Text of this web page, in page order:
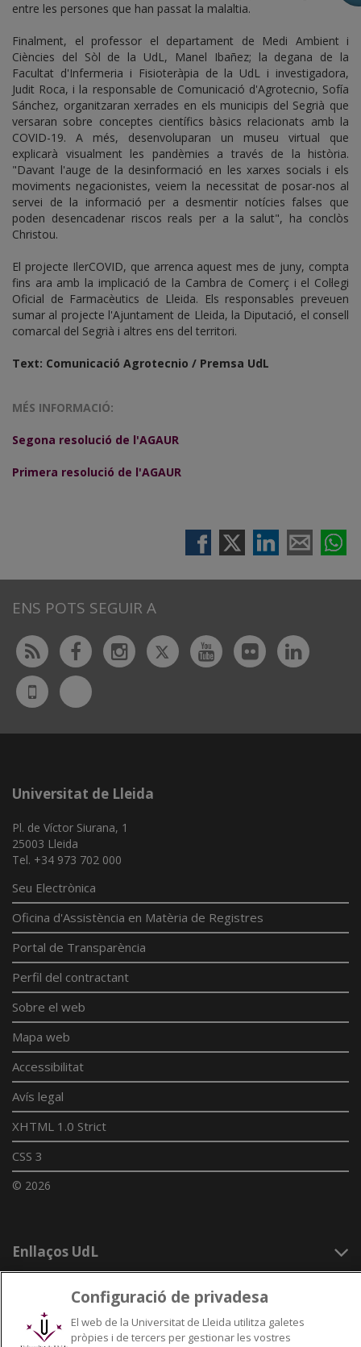
entre les persones que han passat la malaltia.
Finalment, el professor el departament de Medi Ambient i
Ciències del Sòl de la UdL, Manel Ibañez; la degana de la
Facultat d'Infermeria i Fisioteràpia de la UdL i investigadora,
Judit Roca, i la responsable de Comunicació d'Agrotecnio, Sofía
Sánchez, organitzaran xerrades en els municipis del Segrià que
versaran sobre conceptes científics bàsics relacionats amb la
COVID-19. A més, desenvoluparan un museu virtual que
explicarà visualment les pandèmies a través de la història.
"Davant l'auge de la desinformació en les xarxes socials i els
moviments negacionistes, veiem la necessitat de posar-nos al
servei de la informació per a desmentir notícies falses que
poden desencadenar riscos reals per a la salut", ha conclòs
Christou.
El projecte IlerCOVID, que arrenca aquest mes de juny, compta
fins ara amb la implicació de la Cambra de Comerç i el Col·legi
Oficial de Farmacèutics de Lleida. Els responsables preveuen
sumar al projecte l'Ajuntament de Lleida, la Diputació, el consell
comarcal del Segrià i altres ens del territori.
Text: Comunicació Agrotecnio / Premsa UdL
MÉS INFORMACIÓ:
Segona resolució de l'AGAUR
Primera resolució de l'AGAUR
ENS POTS SEGUIR A
Rss FacebookInstagram
TwitterYoutubeFlickr
UdL
App
Bluesky
Universitat de Lleida
Pl. de Víctor Siurana, 1
25003 Lleida
Tel. +34 973 702 000
Seu Electrònica
Oficina d'Assistència en Matèria de Registres
Portal de Transparència
Perfil del contractant
Sobre el web
Mapa web
Accessibilitat
Avís legal
XHTML 1.0 Strict
CSS 3
© 2026
Enllaços UdL
Configuració de privadesa
El web de la Universitat de Lleida utilitza galetes
pròpies i de tercers per gestionar les vostres